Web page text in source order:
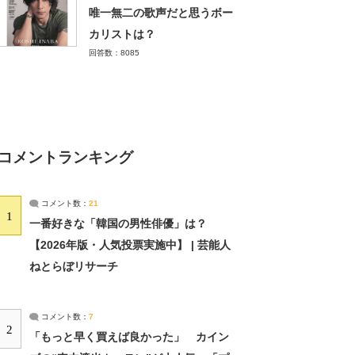
唯一無二の歌声だと思うボー
カリストは？
回答数：8085
メントランキング
1
コメント数： 21
一番好きな「韓国の男性俳優」は？
【2026年版・人気投票実施中】 | 芸能人
ねとらぼリサーチ
2
コメント数： 7
「もっと早く買えば良かった」 カイン